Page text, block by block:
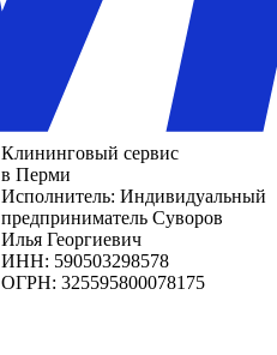
Клининговый сервис
в Перми
Исполнитель: Индивидуальный
предприниматель Суворов
Илья Георгиевич
ИНН: 590503298578
ОГРН: 325595800078175